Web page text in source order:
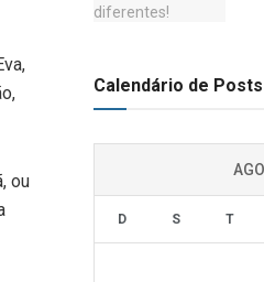
ou
Calendário de Posts
D S T